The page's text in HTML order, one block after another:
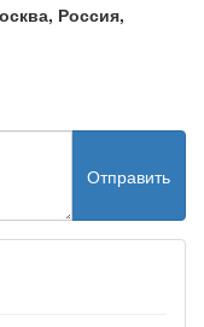
Россия,
Отправить